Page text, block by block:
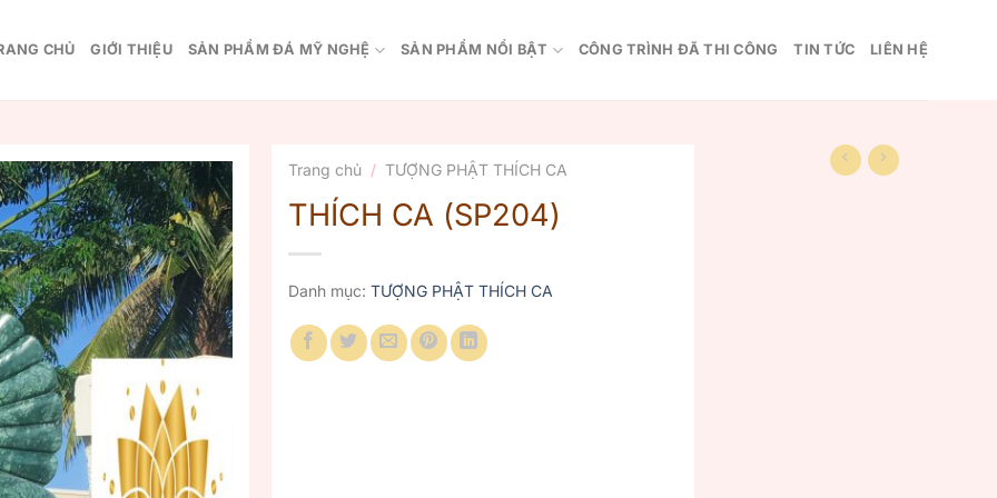
CHỦ GIỚI THIỆU SẢN PHẨM ĐÁ MỸ NGHỆ SẢN PHẨM NỔI BẬT CÔNG TRÌNH ĐÃ THI CÔNG TIN TỨC LIÊN HỆ
Trang chủ / TƯỢNG PHẬT THÍCH CA
THÍCH CA (SP204)
Danh mục: TƯỢNG PHẬT THÍCH CA